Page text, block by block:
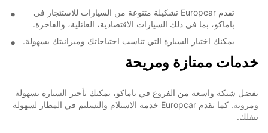
تقدم Europcar تشكيلة متنوعة من السيارات للاستئجار في
باماكو، بما في ذلك السيارات الاقتصادية، العائلية، والفاخرة.
يمكنك اختيار السيارة التي تناسب احتياجاتك وميزانيتك بسهولة.
خدمات ممتازة ومريحة
بفضل شبكة واسعة من الفروع في باماكو، يمكنك تأجير السيارة بسهولة
ومرونة. كما تقدم Europcar خدمة الاستلام والتسليم في المطار لسهولة
تنقلك.